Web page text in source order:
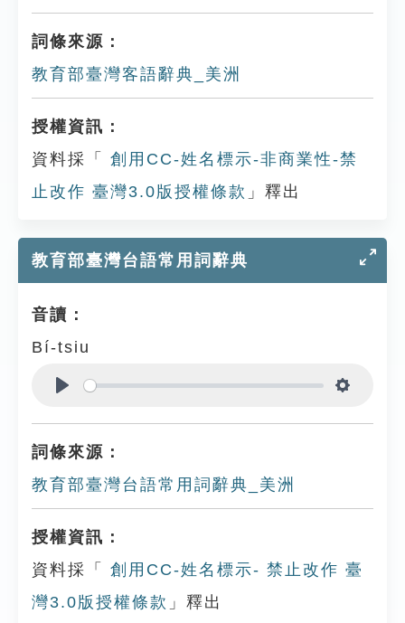
詞條來源：
教育部臺灣客語辭典_美洲
授權資訊：
資料採「
創用CC-姓名標示-非商業性-禁
止改作 臺灣3.0版授權條款 」釋出
教育部臺灣台語常用詞辭典
音讀：
Bí-tsiu
詞條來源：
教育部臺灣台語常用詞辭典_美洲
授權資訊：
資料採「
創用CC-姓名標示- 禁止改作 臺
灣3.0版授權條款 」釋出